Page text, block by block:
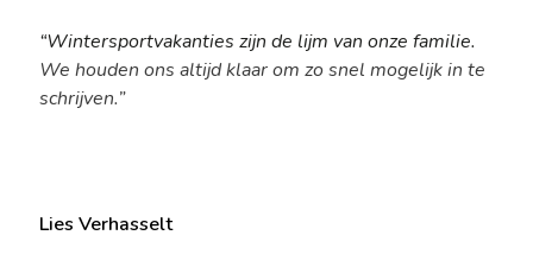
“Wintersportvakanties zijn de lijm van onze familie.
We houden ons altijd klaar om zo snel mogelijk in te
schrijven.”
Lies Verhasselt